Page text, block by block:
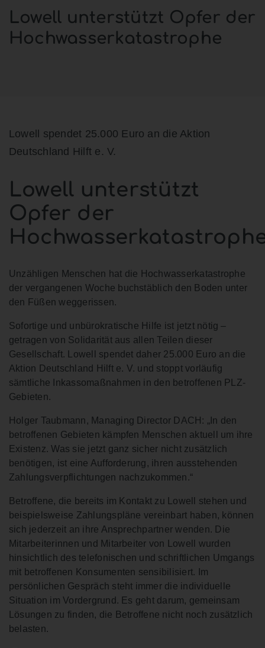
Lowell unterstützt Opfer der
Hochwasserkatastrophe
Lowell spendet 25.000 Euro an die Aktion
Deutschland Hilft e. V.
Lowell unterstützt
Opfer der
Unzähligen Menschen hat die Hochwasserkatastrophe
der vergangenen Woche buchstäblich den Boden unter
den Füßen weggerissen.
Sofortige und unbürokratische Hilfe ist jetzt nötig –
getragen von Solidarität aus allen Teilen dieser
Gesellschaft. Lowell spendet daher 25.000 Euro an die
Aktion Deutschland Hilft e. V. und stoppt vorläufig
sämtliche Inkassomaßnahmen in den betroffenen PLZ-
Gebieten.
Holger Taubmann, Managing Director DACH: „In den
betroffenen Gebieten kämpfen Menschen aktuell um ihre
Existenz. Was sie jetzt ganz sicher nicht zusätzlich
benötigen, ist eine Aufforderung, ihren ausstehenden
Zahlungsverpflichtungen nachzukommen.“
Betroffene, die bereits im Kontakt zu Lowell stehen und
beispielsweise Zahlungspläne vereinbart haben, können
sich jederzeit an ihre Ansprechpartner wenden. Die
Mitarbeiterinnen und Mitarbeiter von Lowell wurden
hinsichtlich des telefonischen und schriftlichen Umgangs
mit betroffenen Konsumenten sensibilisiert. Im
persönlichen Gespräch steht immer die individuelle
Situation im Vordergrund. Es geht darum, gemeinsam
Lösungen zu finden, die Betroffene nicht noch zusätzlich
belasten.